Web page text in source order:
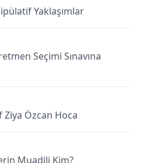
Yaklaşımlar
Seçimi Sınavına
Ziya Özcan Hoca
Muadili Kim?